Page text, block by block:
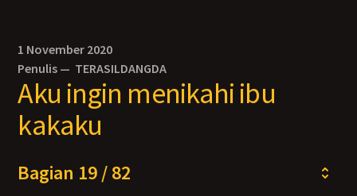
1 November 2020
Penulis — TERASILDANGDA
Aku ingin menikahi ibu
kakaku
Bagian 19 / 82